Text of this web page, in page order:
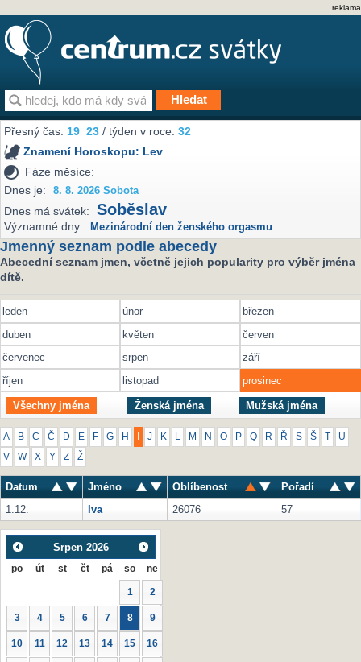
reklama
Přesný čas:19 23 / týden v roce:32
Znamení Horoskopu: Lev
Fáze měsíce:
Dnes je:
8. 8. 2026 Sobota
Dnes má svátek: Soběslav
Významné dny: Mezinárodní den ženského orgasmu
Jmenný seznam podle abecedy
Abecední seznam jmen, včetně jejich popularity pro výběr jména
dítě.
leden únor
březen
duben
květen
červen
červenec
srpen
září
říjen
listopad prosinec
Všechny jména Ženská jména Mužská jména
A B C Č D E F G H J K M N O P Q R Ř S Š U
V W X Y Z Ž
Datum Jméno Oblíbenost
Pořadí
1.12.
Iva 26076 57
Srpen 2026
po út st čt pá so ne
1 2
3 4 5 6 7 8 9
10 11 12 13 14 15 16